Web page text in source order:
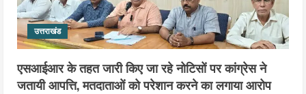
उत्तराखंड
एसआईआर के तहत जारी किए जा रहे नोटिसों पर कांग्रेस ने
जतायी आपत्ति, मतदाताओं को परेशान करने का लगाया आरोप